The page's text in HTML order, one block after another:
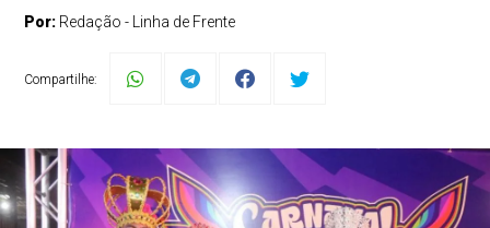
Por: Redação - Linha de Frente
Compartilhe: